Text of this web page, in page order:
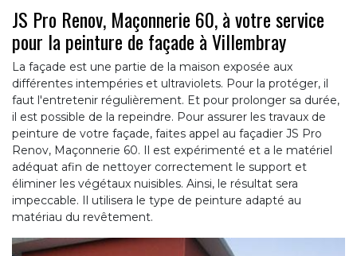
JS Pro Renov, Maçonnerie 60, à votre service
pour la peinture de façade à Villembray
La façade est une partie de la maison exposée aux
différentes intempéries et ultraviolets. Pour la protéger, il
faut l'entretenir régulièrement. Et pour prolonger sa durée,
il est possible de la repeindre. Pour assurer les travaux de
peinture de votre façade, faites appel au façadier JS Pro
Renov, Maçonnerie 60. Il est expérimenté et a le matériel
adéquat afin de nettoyer correctement le support et
éliminer les végétaux nuisibles. Ainsi, le résultat sera
impeccable. Il utilisera le type de peinture adapté au
matériau du revêtement.